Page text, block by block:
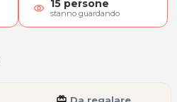
visibility 15 persone
stanno guardando